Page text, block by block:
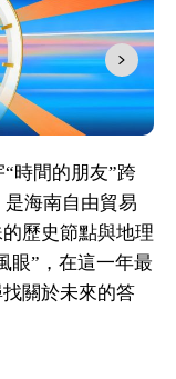
時間的朋友”跨
海南自由貿易
歷史節點與地理
眼”，在這一年最
關於未來的答